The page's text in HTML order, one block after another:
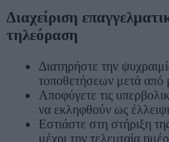
Διαχείριση
τηλεόραση
Διατηρήστε την
τοποθετήσεων μετά από
Αποφύγετε τις
να εκληφθούν ως έλλειψη
Εστιάστε στη στήριξη
μέχρι την τελευταία